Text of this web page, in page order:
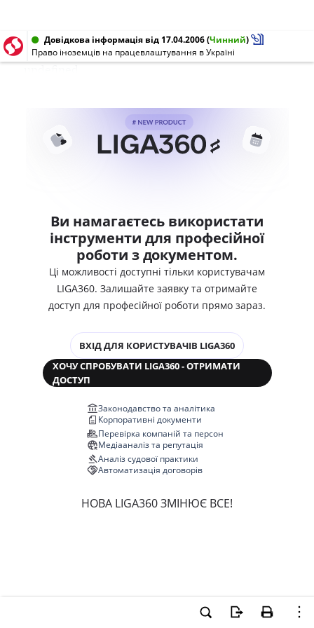
Довідкова інформація від 17.04.2006(Чинний)
Право іноземців на працевлаштування в Україні
Ви намагаєтесь використати
інструменти для професійної
роботи з документом.
Ці можливості доступні тільки користувачам
LIGA360. Залишайте заявку та отримайте
доступ для професійної роботи прямо зараз.
ВХІД ДЛЯ КОРИСТУВАЧІВ LIGA360
ХОЧУ СПРОБУВАТИ LIGA360 - ОТРИМАТИ
ДОСТУП
Законодавство та аналітика
Корпоративні документи
Перевірка компаній та персон
Медіааналіз та репутація
Аналіз судової практики
Автоматизація договорів
НОВА LIGA360 ЗМІНЮЄ ВСЕ!